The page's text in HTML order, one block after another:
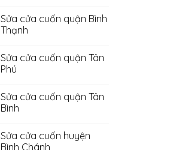
cuốn
quận
Phú
bình
luận
ở
cuốn
quận
Thủ
Sửa cửa cuốn quận Bình
Thạnh
bình
luận
ở
cuốn
quận
Bình
Sửa cửa cuốn quận Tân
Phú
bình
luận
ở
cuốn
quận
Sửa cửa cuốn quận Tân
Bình
bình
luận
Sửa cửa cuốn huyện
Bình Chánh